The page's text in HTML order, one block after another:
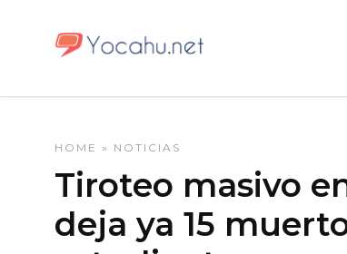
HOME » NOTICIAS
Tiroteo masivo
deja ya 15